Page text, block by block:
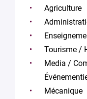
Agriculture
Tourisme /
Media /
Mécanique